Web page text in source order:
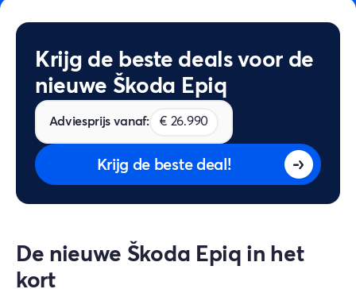
De nieuwe Škoda Epiq in het
kort
Krijg de beste deals voor de
nieuwe Škoda Epiq
Adviesprijs vanaf: € 26.990
Krijg de beste deal!